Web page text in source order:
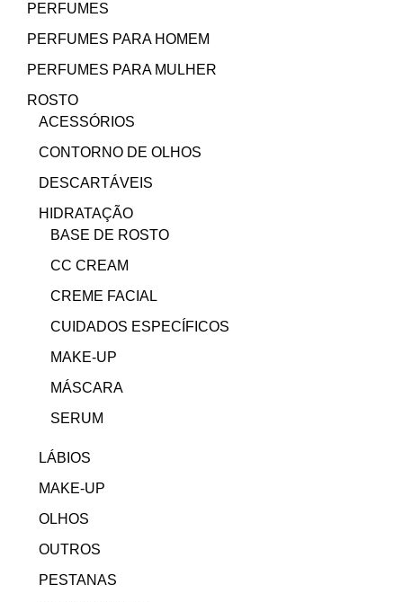
PERFUMES
PERFUMES PARA HOMEM
PERFUMES PARA MULHER
ROSTO
ACESSÓRIOS
CONTORNO DE OLHOS
DESCARTÁVEIS
HIDRATAÇÃO
BASE DE ROSTO
CC CREAM
CREME FACIAL
CUIDADOS ESPECÍFICOS
MAKE-UP
MÁSCARA
SERUM
LÁBIOS
MAKE-UP
OLHOS
OUTROS
PESTANAS